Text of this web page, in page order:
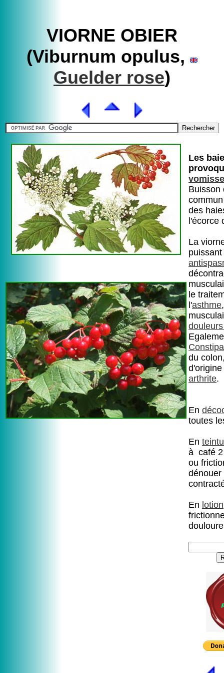
VIORNE OBIER
(Viburnum opulus,
Guelder rose)
Les
Buisson
des
l'écorce
La
puissant
le
l'asthme
du
arthrite.
En
toutes
En
à café 2
ou
dénouer
En lotion